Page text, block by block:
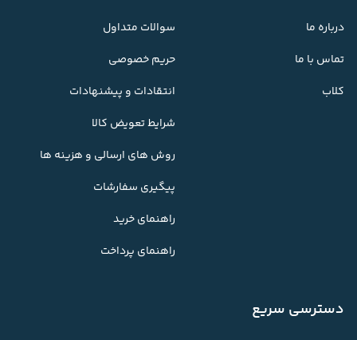
درباره ما
تماس با ما
کلاب
سوالات متداول
حریم خصوصی
انتقادات و پیشنهادات
شرایط تعویض کالا
روش های ارسالی و هزینه ها
پیگیری سفارشات
راهنمای خرید
راهنمای پرداخت
دسترسی سریع